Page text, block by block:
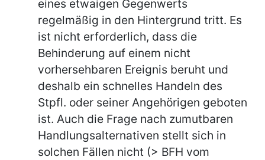
eines etwaigen Gegenwerts
regelmäßig in den Hintergrund tritt. Es
ist nicht erforderlich, dass die
Behinderung auf einem nicht
vorhersehbaren Ereignis beruht und
deshalb ein schnelles Handeln des
Stpfl. oder seiner Angehörigen geboten
ist. Auch die Frage nach zumutbaren
Handlungsalternativen stellt sich in
solchen Fällen nicht (> BFH vom